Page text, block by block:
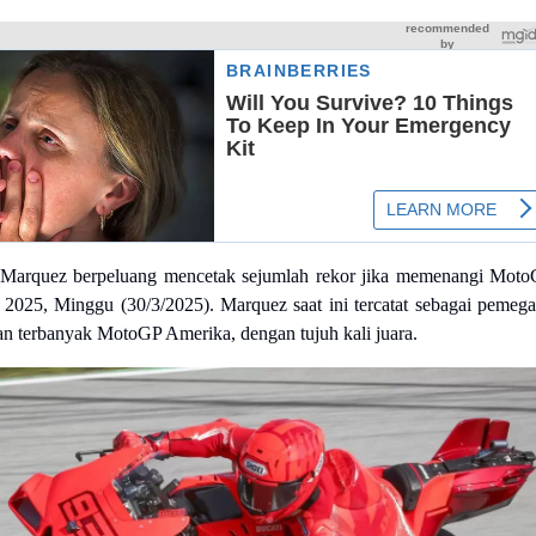
berpeluang mencetak sejumlah rekor jika memenangi
Minggu (30/3/2025). Marquez saat ini tercatat sebagai
terbanyak MotoGP Amerika, dengan tujuh kali juara.